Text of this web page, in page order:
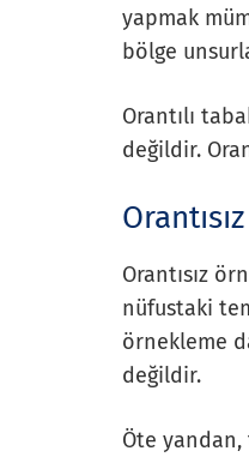
yapmak
bölge
Orantılı
değildir.
Orantısız
nüfustaki
örnekleme
değildir.
Öte